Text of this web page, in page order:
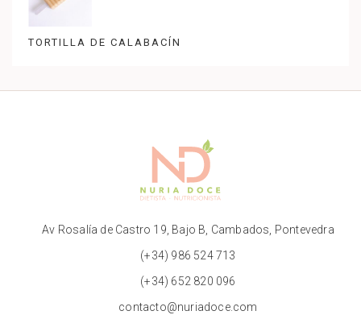
TORTILLA DE CALABACÍN
Av Rosalía de Castro 19, Bajo B, Cambados, Pontevedra
(+34) 986 524 713
(+34) 652 820 096
contacto@nuriadoce.com